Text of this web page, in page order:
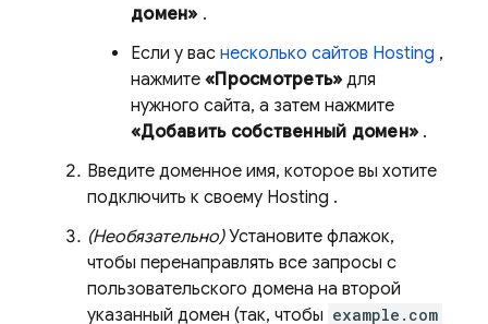
домен» .
Если у вас несколько сайтов Hosting ,
нажмите «Просмотреть» для
нужного сайта, а затем нажмите
«Добавить собственный домен» .
Введите доменное имя, которое вы хотите
подключить к своему Hosting .
(Необязательно)Установите флажок,
чтобы перенаправлять все запросы с
пользовательского домена на второй
указанный домен (так, чтобы example.com